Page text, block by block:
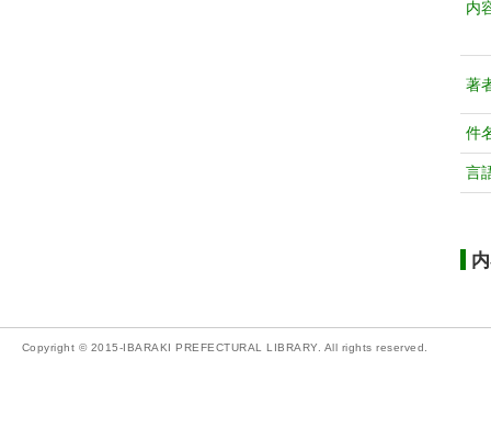
内
著
件
言
Copyright © 2015-IBARAKI PREFECTURAL LIBRARY. All rights reserved.